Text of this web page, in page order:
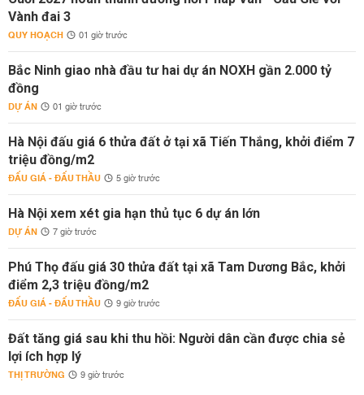
Vành đai 3
QUY HOẠCH 01 giờ trước
Bắc Ninh giao nhà đầu tư hai dự án NOXH gần 2.000 tỷ
đồng
DỰ ÁN 01 giờ trước
Hà Nội đấu giá 6 thửa đất ở tại xã Tiến Thắng, khởi điểm 7
triệu đồng/m2
ĐẤU GIÁ - ĐẤU THẦU 5 giờ trước
Hà Nội xem xét gia hạn thủ tục 6 dự án lớn
DỰ ÁN 7 giờ trước
Phú Thọ đấu giá 30 thửa đất tại xã Tam Dương Bắc, khởi
điểm 2,3 triệu đồng/m2
ĐẤU GIÁ - ĐẤU THẦU 9 giờ trước
Đất tăng giá sau khi thu hồi: Người dân cần được chia sẻ
lợi ích hợp lý
THỊ TRƯỜNG 9 giờ trước